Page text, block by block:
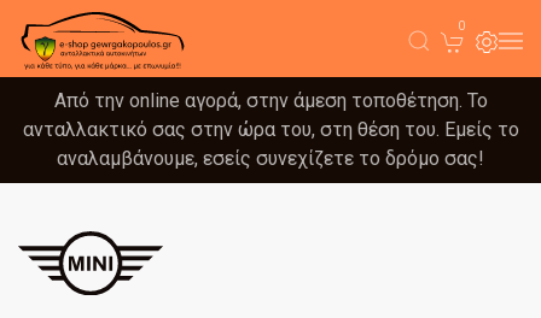
0
Από την online αγορά, στην άμεση τοποθέτηση. Το
ανταλλακτικό σας στην ώρα του, στη θέση του. Εμείς το
αναλαμβάνουμε, εσείς συνεχίζετε το δρόμο σας!